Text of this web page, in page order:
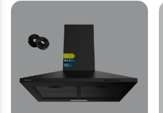
Beleuchtung und
inklusive Kohlefilter.